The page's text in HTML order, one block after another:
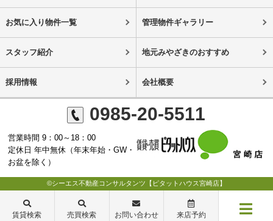
お気に入り物件一覧 管理物件ギャラリー
スタッフ紹介 地元みやざきのおすすめ
採用情報 会社概要
0985-20-5511
営業時間 9：00～18：00
定休日 年中無休（年末年始・GW・
お盆を除く）
©シーエス不動産コンサルタンツ【ピタットハウス宮崎店】
賃貸検索 売買検索 お問い合わせ 来店予約